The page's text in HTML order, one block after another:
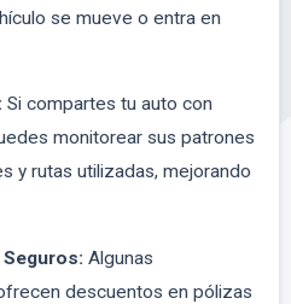
se mueve o entra en
Si compartes tu auto con
monitorear sus patrones
y rutas utilizadas, mejorando
Algunas
descuentos en pólizas